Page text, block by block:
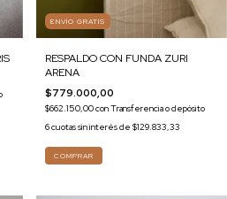
ENVÍO GRATIS
RESPALDO CON FUNDA ZURI
ARENA
$779.000,00
$662.150,00conTransferencia o depósito
6cuotas sin interés de $129.833,33
COMPRAR